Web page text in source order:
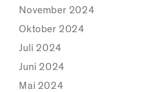
November 2024
Oktober 2024
Juli 2024
Juni 2024
Mai 2024